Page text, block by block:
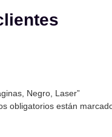
Negro, Laser”
obligatorios están